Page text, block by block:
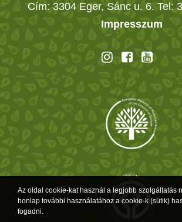
Cím: 3304 Eger, Sánc u. 6. Tel:
Impresszum
Az oldal cookie-kat használ a legjobb szolgáltatás
honlap további használatához a cookie-k (sütik)
fogadni.